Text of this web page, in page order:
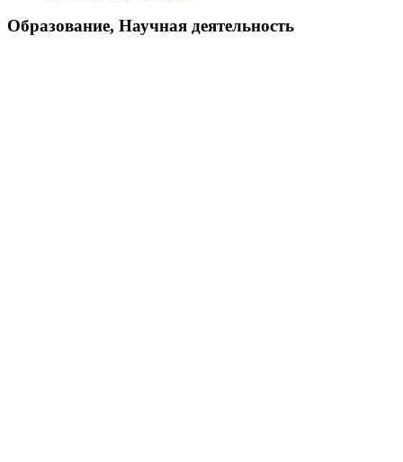
Образование, Научная деятельность